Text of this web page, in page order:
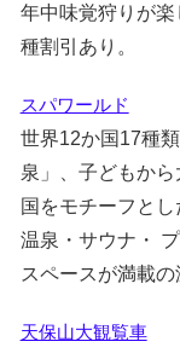
年中味覚狩りが
種割引あり。
スパワールド
世界12か国17種
泉」、子どもか
国をモチーフと
温泉・サウナ・
スペースが満載の
天保山大観覧車